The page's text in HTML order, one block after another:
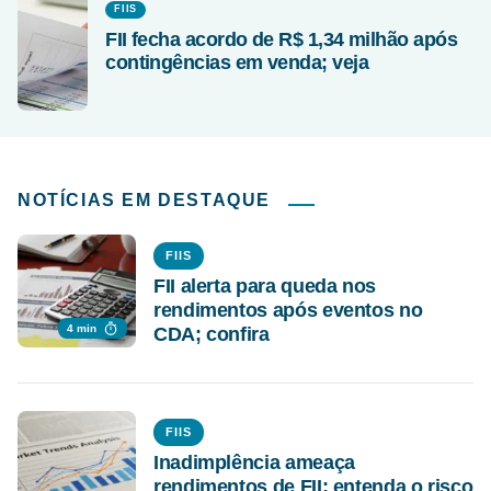
FIIS
FII fecha acordo de R$ 1,34 milhão após
contingências em venda; veja
NOTÍCIAS EM DESTAQUE
4 min
FIIS
FII alerta para queda nos
rendimentos após eventos no
CDA; confira
FIIS
Inadimplência ameaça